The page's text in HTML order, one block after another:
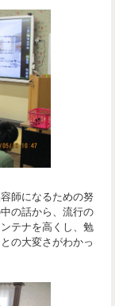
師になるための努
の話から、流行の
テナを高くし、勉
の大変さがわかっ